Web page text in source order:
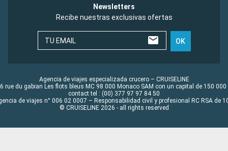
Newsletters
Recibe nuestras exclusivas ofertas
TU EMAIL OK
Agencia de viajes especializada crucero – CRUISELINE
rue du gabian Les flots bleus MC 98 000 Monaco SAM con un capital de 150 000
contact tel : (00) 377 97 97 84 50
de viajes n° 006 02 0007 – Responsabilidad civil y profesional RC RSA de
© CRUISELINE 2026 - all rights reserved